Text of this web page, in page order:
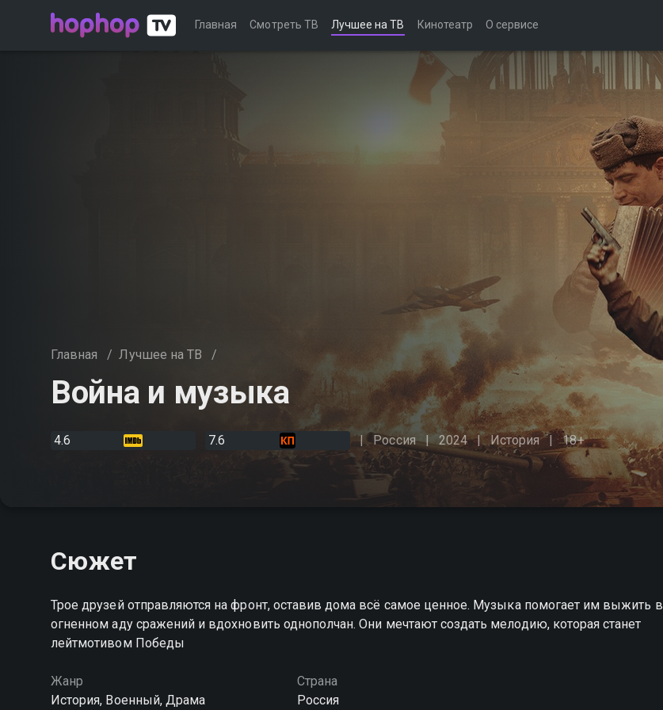
Главная Смотреть ТВ Лучшее на ТВ Кинотеатр О сервисе
Главная / Лучшее на ТВ /
Война и музыка
4.6 7.6 Россия 2024 История 18+
Сюжет
Трое друзей отправляются на фронт, оставив дома всё самое ценное. Музыка помогает им выжить в
огненном аду сражений и вдохновить однополчан. Они мечтают создать мелодию, которая станет
лейтмотивом Победы
Жанр
История, Военный, Драма
Страна
Россия